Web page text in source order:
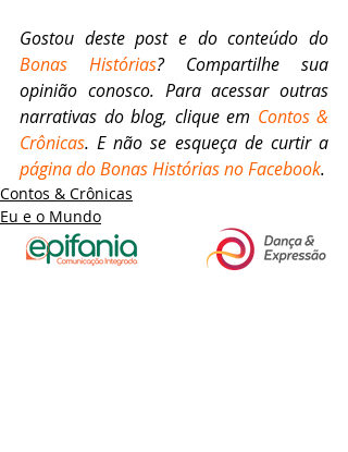
Bonas Histórias? Compartilhe sua
opinião conosco. Para acessar outras
narrativas do blog, clique em Contos &
Crônicas
página do Bonas Histórias no Facebook.
Contos & Crônicas
Eu e o Mundo